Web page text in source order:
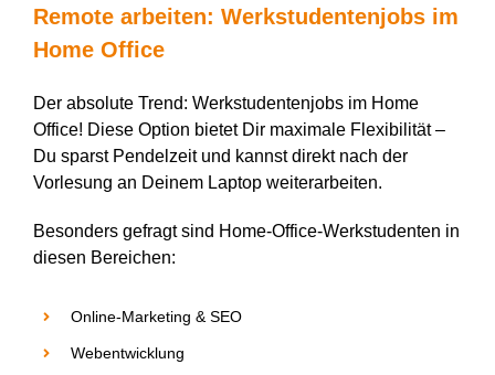
Remote arbeiten: Werkstudentenjobs im
Home Office
Der absolute Trend: Werkstudentenjobs im Home
Office! Diese Option bietet Dir maximale Flexibilität –
Du sparst Pendelzeit und kannst direkt nach der
Vorlesung an Deinem Laptop weiterarbeiten.
Besonders gefragt sind Home-Office-Werkstudenten in
diesen Bereichen:
Online-Marketing & SEO
Webentwicklung